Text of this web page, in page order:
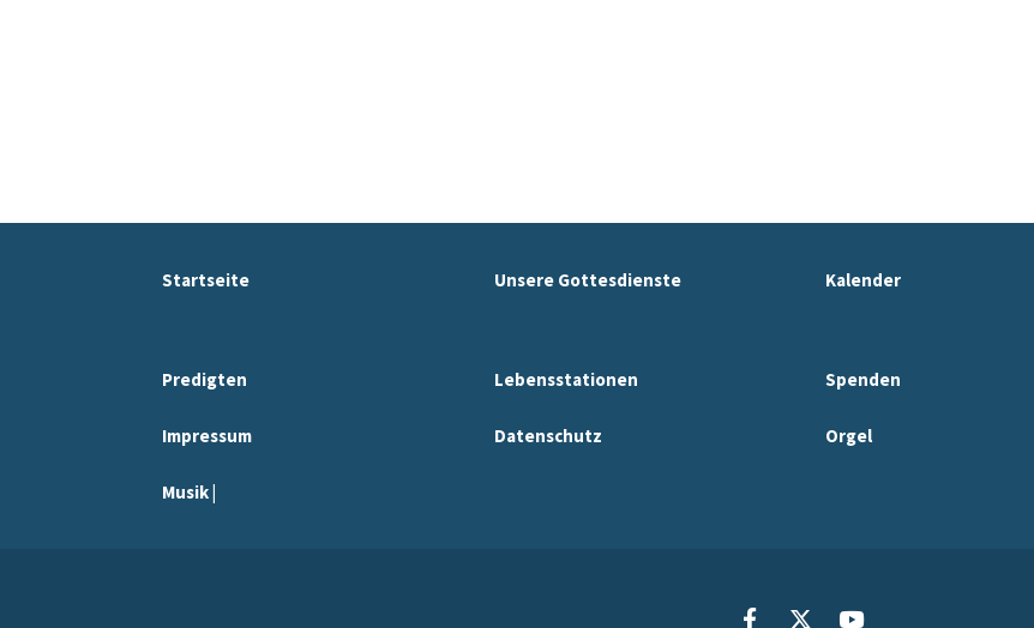
Startseite Unsere Gottesdienste Kalender
Predigten Lebensstationen Spenden
Impressum Datenschutz Orgel
Musik |